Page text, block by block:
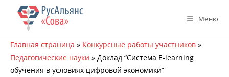
Перейти
содержимому
Меню
Главная страница » Конкурсные работы участников »
Педагогические науки » Доклад “Система E-learning
обучения в условиях цифровой экономики”